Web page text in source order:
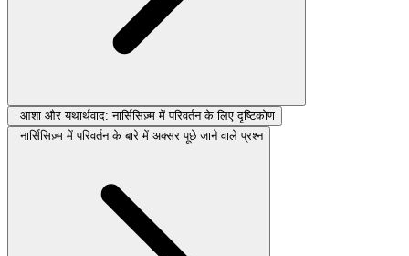
आशा और यथार्थवाद: नार्सिसिज़्म में परिवर्तन के लिए दृष्टिकोण
नार्सिसिज़्म में परिवर्तन के बारे में अक्सर पूछे जाने वाले प्रश्न